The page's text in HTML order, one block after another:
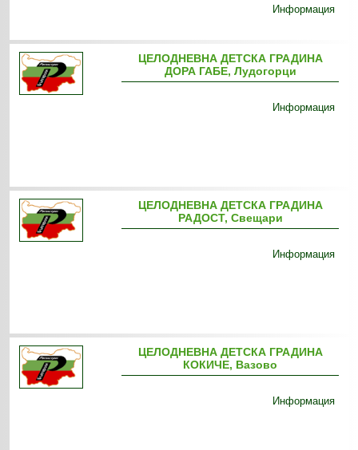
Информация
ЦЕЛОДНЕВНА ДЕТСКА ГРАДИНА
ДОРА ГАБЕ, Лудогорци
Информация
ЦЕЛОДНЕВНА ДЕТСКА ГРАДИНА
РАДОСТ, Свещари
Информация
ЦЕЛОДНЕВНА ДЕТСКА ГРАДИНА
КОКИЧЕ, Вазово
Информация